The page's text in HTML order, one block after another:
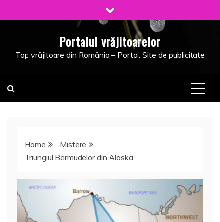
to
Portalul vrăjitoarelor
Top vrăjitoare din România – Portal. Site de publicitate
Home
Mistere
Triungiul Bermudelor din Alaska